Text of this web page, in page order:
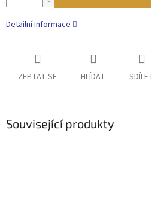
Detailní informace
ZEPTAT SE HLÍDAT SDÍLET
Související produkty